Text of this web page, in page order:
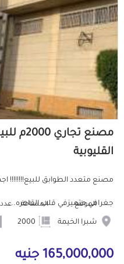
مصنع
القليوبية
جغرافي متميزفي قلب القاهره....
الموقع
شبرا الخيمة
المساحة
165,000,000 جنيه